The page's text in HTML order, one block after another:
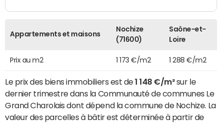
Appartements et maisons
Nochize
(71600)
Saône-et-
Loire
Prix au m2 1 173 €/m2 1 288 €/m2
Le prix des biens immobiliers est de1 148 €/m²sur le
dernier trimestre dans la Communauté de communes Le
Grand Charolais dont dépend la commune de Nochize. La
valeur des parcelles à bâtir est déterminée à partir de